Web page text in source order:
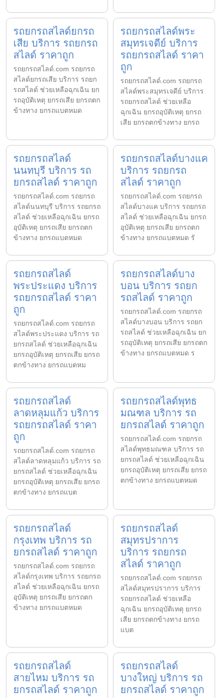
รถยกรถสไลด์ยกรถ
เสีย บริการ รถยกรถ
สไลด์ ราคาถูก
รถยกรถสไลด์.com รถยกรถ
สไลด์ยกรถเสีย บริการ รถยก
รถสไลด์ ช่วยเหลือฉุกเฉิน ยก
รถอุบัติเหตุ ยกรถเสีย ยกรถตก
ข้างทาง ยกรถแบตหมด
รถยกรถสไลด์พระ
สมุทรเจดีย์ บริการ
รถยกรถสไลด์ ราคา
ถูก
รถยกรถสไลด์.com รถยกรถ
สไลด์พระสมุทรเจดีย์ บริการ
รถยกรถสไลด์ ช่วยเหลือ
ฉุกเฉิน ยกรถอุบัติเหตุ ยกรถ
เสีย ยกรถตกข้างทาง ยกรถ
รถยกรถสไลด์
นนทบุรี บริการ รถ
ยกรถสไลด์ ราคาถูก
รถยกรถสไลด์.com รถยกรถ
สไลด์นนทบุรี บริการ รถยกรถ
สไลด์ ช่วยเหลือฉุกเฉิน ยกรถ
อุบัติเหตุ ยกรถเสีย ยกรถตก
ข้างทาง ยกรถแบตหมด
รถยกรถสไลด์บางแค
บริการ รถยกรถ
สไลด์ ราคาถูก
รถยกรถสไลด์.com รถยกรถ
สไลด์บางแค บริการ รถยกรถ
สไลด์ ช่วยเหลือฉุกเฉิน ยกรถ
อุบัติเหตุ ยกรถเสีย ยกรถตก
ข้างทาง ยกรถแบตหมด รั
รถยกรถสไลด์
พระประแดง บริการ
รถยกรถสไลด์ ราคา
ถูก
รถยกรถสไลด์.com รถยกรถ
สไลด์พระประแดง บริการ รถ
ยกรถสไลด์ ช่วยเหลือฉุกเฉิน
ยกรถอุบัติเหตุ ยกรถเสีย ยกรถ
ตกข้างทาง ยกรถแบตหม
รถยกรถสไลด์บาง
บอน บริการ รถยก
รถสไลด์ ราคาถูก
รถยกรถสไลด์.com รถยกรถ
สไลด์บางบอน บริการ รถยก
รถสไลด์ ช่วยเหลือฉุกเฉิน ยก
รถอุบัติเหตุ ยกรถเสีย ยกรถตก
ข้างทาง ยกรถแบตหมด ร
รถยกรถสไลด์
ลาดหลุมแก้ว บริการ
รถยกรถสไลด์ ราคา
ถูก
รถยกรถสไลด์.com รถยกรถ
สไลด์ลาดหลุมแก้ว บริการ รถ
ยกรถสไลด์ ช่วยเหลือฉุกเฉิน
ยกรถอุบัติเหตุ ยกรถเสีย ยกรถ
ตกข้างทาง ยกรถแบต
รถยกรถสไลด์พุทธ
มณฑล บริการ รถ
ยกรถสไลด์ ราคาถูก
รถยกรถสไลด์.com รถยกรถ
สไลด์พุทธมณฑล บริการ รถ
ยกรถสไลด์ ช่วยเหลือฉุกเฉิน
ยกรถอุบัติเหตุ ยกรถเสีย ยกรถ
ตกข้างทาง ยกรถแบตหมด
รถยกรถสไลด์
กรุงเทพ บริการ รถ
ยกรถสไลด์ ราคาถูก
รถยกรถสไลด์.com รถยกรถ
สไลด์กรุงเทพ บริการ รถยกรถ
สไลด์ ช่วยเหลือฉุกเฉิน ยกรถ
อุบัติเหตุ ยกรถเสีย ยกรถตก
ข้างทาง ยกรถแบตหมด
รถยกรถสไลด์
สมุทรปราการ
บริการ รถยกรถ
สไลด์ ราคาถูก
รถยกรถสไลด์.com รถยกรถ
สไลด์สมุทรปราการ บริการ
รถยกรถสไลด์ ช่วยเหลือ
ฉุกเฉิน ยกรถอุบัติเหตุ ยกรถ
เสีย ยกรถตกข้างทาง ยกรถ
แบต
รถยกรถสไลด์
สายไหม บริการ รถ
ยกรถสไลด์ ราคาถูก
รถยกรถสไลด์
บางใหญ่ บริการ รถ
ยกรถสไลด์ ราคาถูก